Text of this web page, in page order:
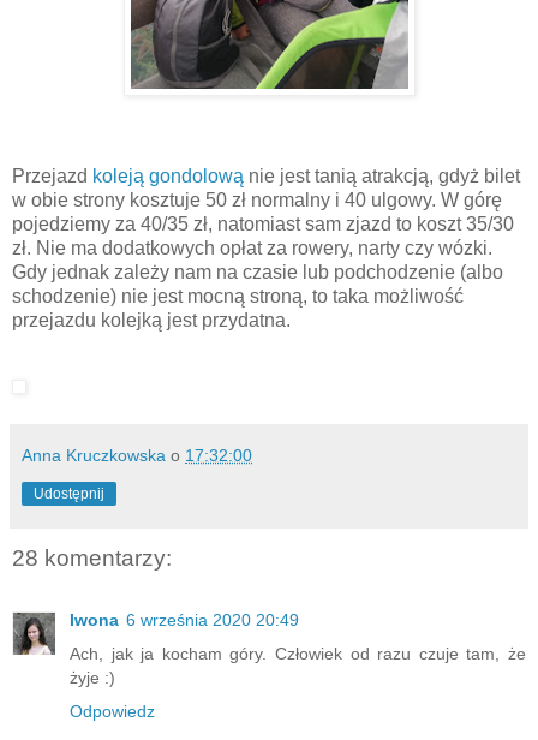
Przejazd koleją gondolową nie jest tanią atrakcją, gdyż bilet
w obie strony kosztuje 50 zł normalny i 40 ulgowy. W górę
pojedziemy za 40/35 zł, natomiast sam zjazd to koszt 35/30
zł. Nie ma dodatkowych opłat za rowery, narty czy wózki.
Gdy jednak zależy nam na czasie lub podchodzenie (albo
schodzenie) nie jest mocną stroną, to taka możliwość
przejazdu kolejką jest przydatna.
Anna Kruczkowska o 17:32:00
Udostępnij
28 komentarzy:
Iwona 6 września 2020 20:49
Ach, jak ja kocham góry. Człowiek od razu czuje tam, że
żyje :)
Odpowiedz